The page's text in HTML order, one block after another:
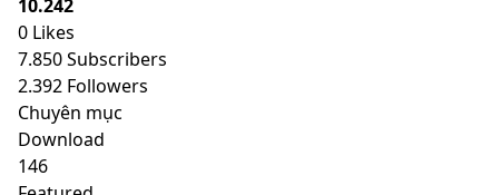
10.242
0 Likes
7.850Subscribers
2.392 Followers
Chuyên mục
Download
146